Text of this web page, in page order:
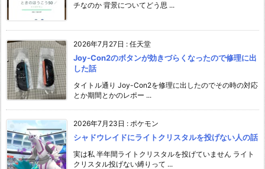
チなのか 背景についてどう思 ...
2026年7月27日 : 任天堂
Joy-Con2のボタンが効きづらくなったので修理に出
した話
タイトル通り Joy-Con2を修理に出したのでその時の対応
とか期間とかのレポー ...
2026年7月23日 : ポケモン
シャドウレイドにライトクリスタルを投げない人の話
実は私 半年間ライトクリスタルを投げていません ライト
クリスタル投げない縛りって ...